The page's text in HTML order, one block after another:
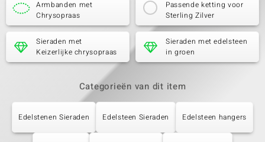
Armbanden met
Chrysopraas
Passende ketting voor
Sterling Zilver
Sieraden met
Keizerlijke chrysopraas
Sieraden met edelsteen
in groen
Categorieën van dit item
Edelstenen Sieraden Edelsteen Sieraden Edelsteen hangers